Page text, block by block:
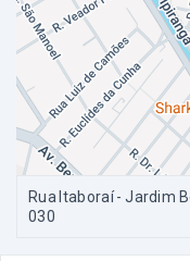
Rua Itaboraí - Jardim
030